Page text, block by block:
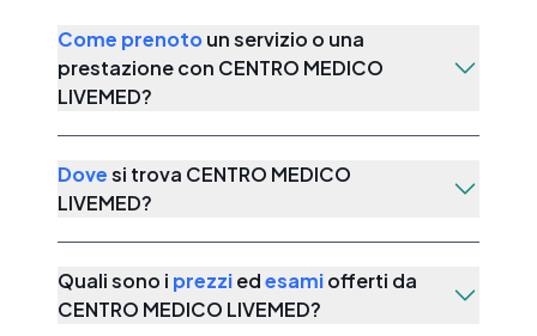
Come prenotoun servizio o una
prestazione con CENTRO MEDICO
LIVEMED?
Dovesi trova CENTRO MEDICO
LIVEMED?
Quali sono i prezziedesamiofferti da
CENTRO MEDICO LIVEMED?